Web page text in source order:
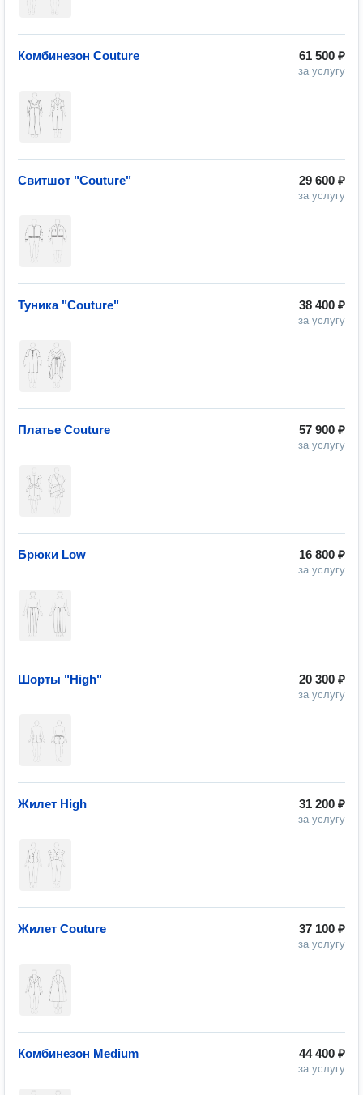
61 500 ₽
за услугу
Комбинезон Couture
29 600 ₽
за услугу
Свитшот "Couture"
38 400 ₽
за услугу
Туника "Couture"
57 900 ₽
за услугу
Платье Couture
16 800 ₽
за услугу
Брюки Low
20 300 ₽
за услугу
Шорты "High"
31 200 ₽
за услугу
Жилет High
37 100 ₽
за услугу
Жилет Couture
44 400 ₽
за услугу
Комбинезон Medium